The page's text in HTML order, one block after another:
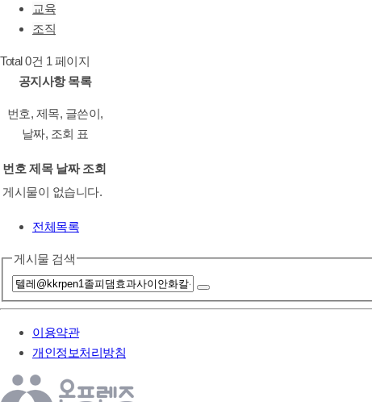
교육
조직
Total 0건 1 페이지
공지사항 목록
번호, 제목, 글쓴이,
날짜, 조회 표
번호 제목 날짜 조회
게시물이 없습니다.
전체목록
게시물 검색
이용약관
개인정보처리방침